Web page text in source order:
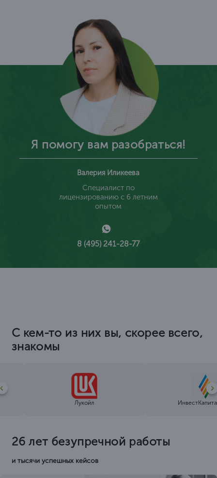
Я помогу вам разобраться!
Валерия Иликеева
Специалист по
лицензированию с 6 летним
опытом
8 (495) 241-28-77
С кем-то из них вы, скорее всего,
знакомы
Лукойл
26 лет безупречной работы
и тысячи успешных кейсов